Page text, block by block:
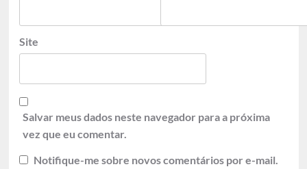
Site
Salvar meus dados neste navegador para a próxima
vez que eu comentar.
Notifique-me sobre novos comentários por e-mail.